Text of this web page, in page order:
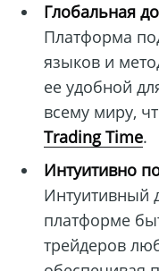
Глобальная
Платформа
языков и
ее удобной
всему миру,
Trading Time.
Интуитивно
Интуитивный
платформе
трейдеров